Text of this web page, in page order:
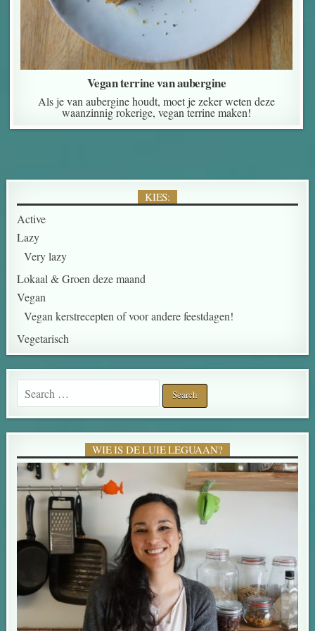
Vegan terrine van aubergine
Als je van aubergine houdt, moet je zeker weten deze
waanzinnig rokerige, vegan terrine maken!
KIES:
Active
Lazy
Very lazy
Lokaal & Groen deze maand
Vegan
Vegan kerstrecepten of voor andere feestdagen!
Vegetarisch
Search for:
WIE IS DE LUIE LEGUAAN?